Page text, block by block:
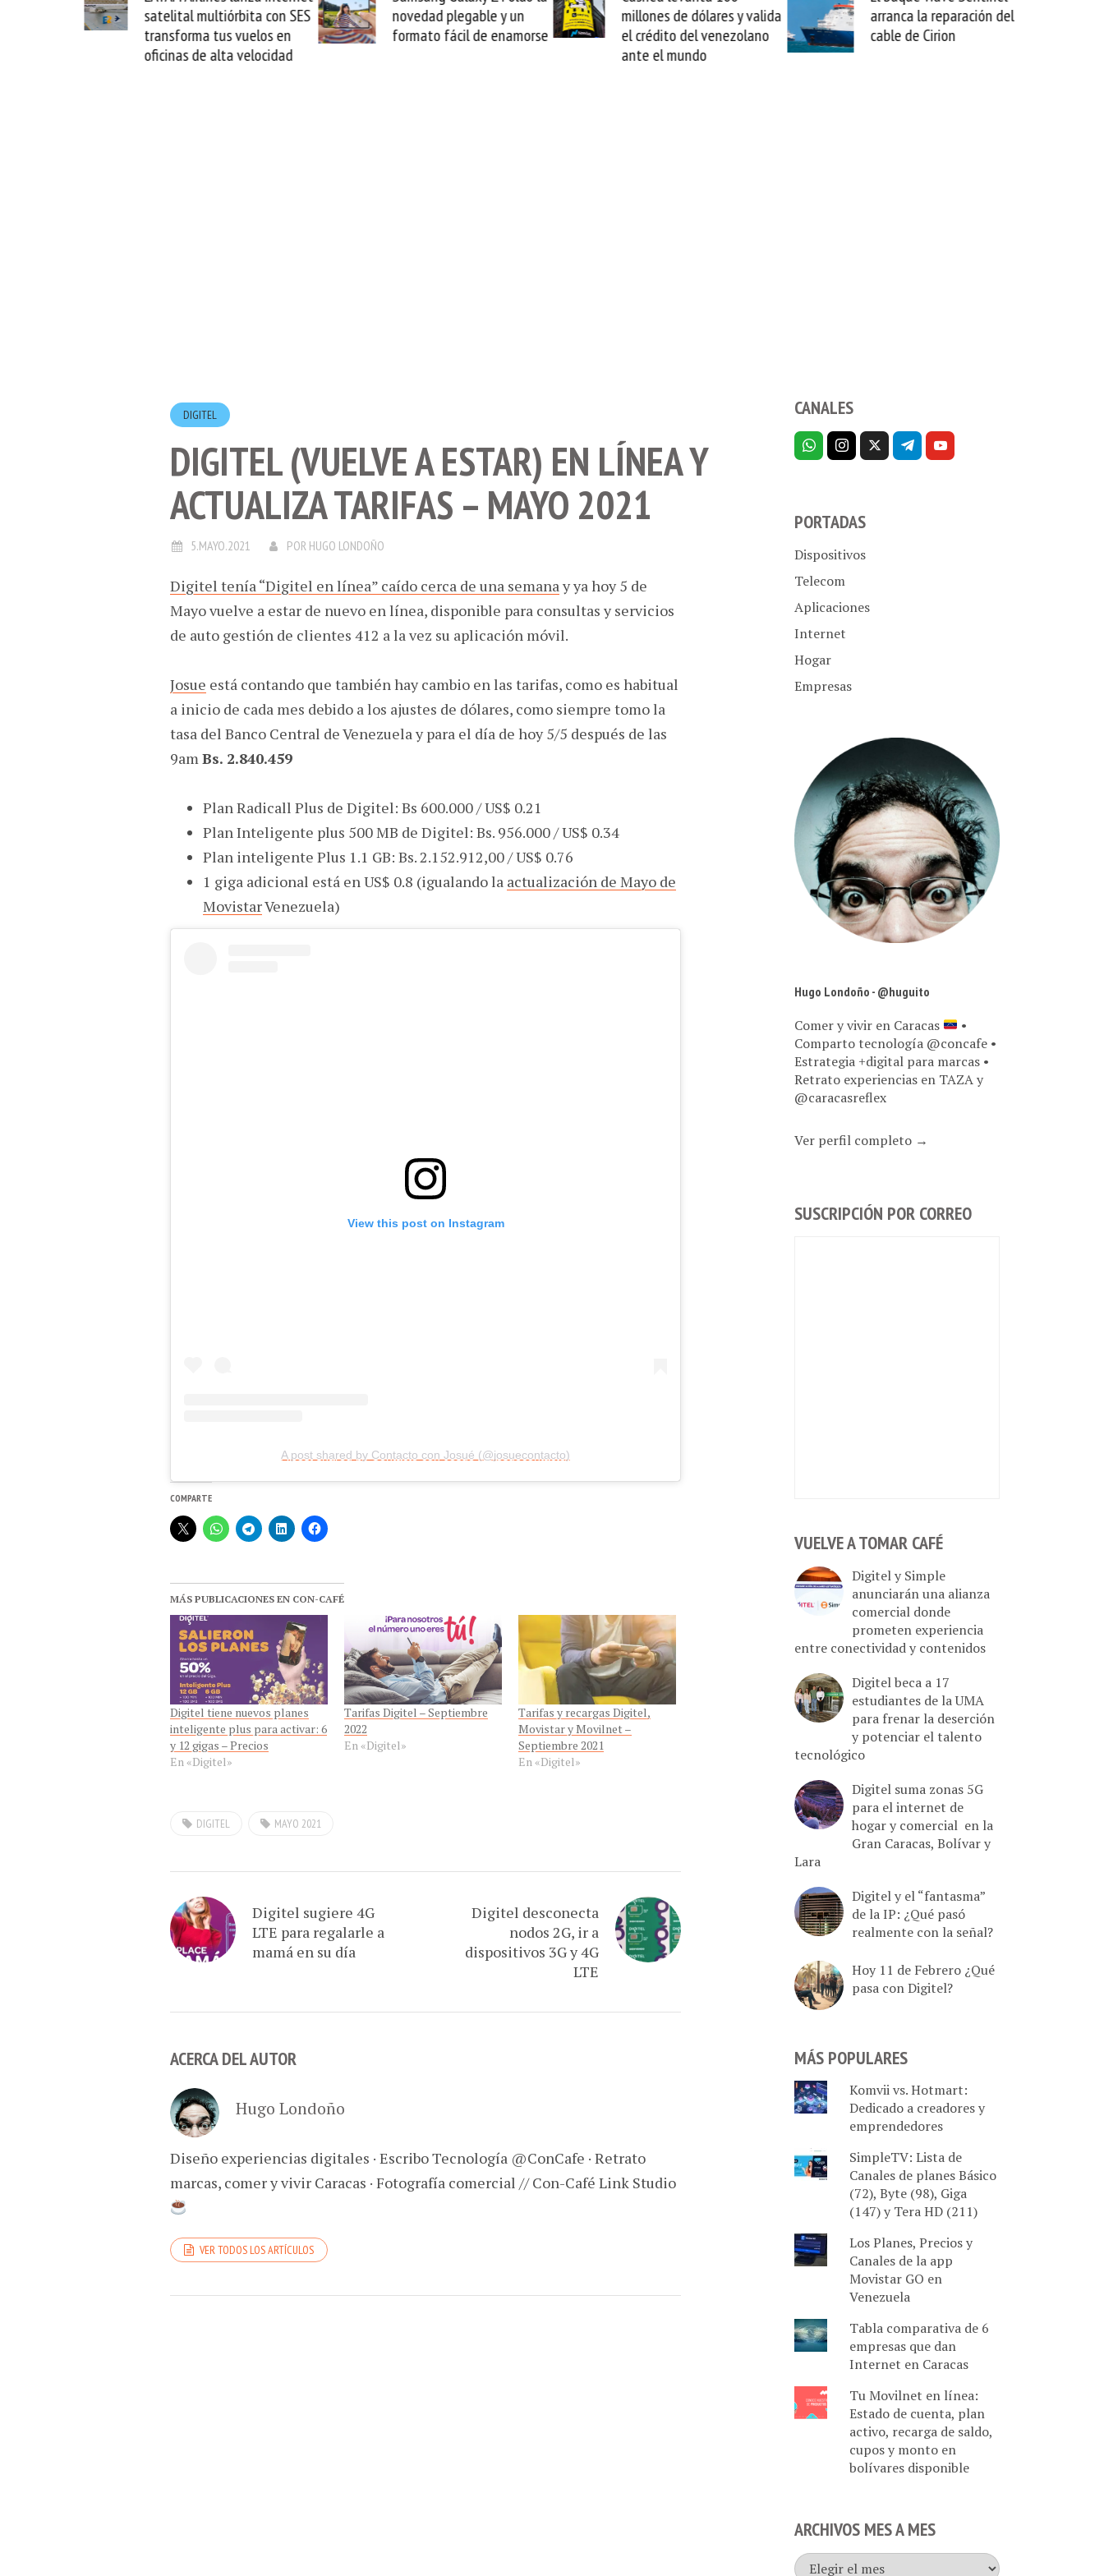
satelital multiórbita con SES
transforma tus vuelos en
oficinas de alta velocidad
novedad plegable y un
formato fácil de enamorse
millones de dólares y valida
el crédito del venezolano
ante el mundo
arranca la reparación del
cable de Cirion
DIGITEL
DIGITEL (VUELVE A ESTAR) EN LÍNEA Y
ACTUALIZA TARIFAS – MAYO 2021
5.MAYO.2021 POR HUGO LONDOÑO
Digitel tenía “Digitel en línea” caído cerca de una semanay ya hoy 5 de
Mayo vuelve a estar de nuevo en línea, disponible para consultas y servicios
de auto gestión de clientes 412 a la vez su aplicación móvil.
Josue está contando que también hay cambio en las tarifas, como es habitual
a inicio de cada mes debido a los ajustes de dólares, como siempre tomo la
tasa del Banco Central de Venezuela y para el día de hoy 5/5 después de las
9amBs. 2.840.459
Plan Radicall Plus de Digitel: Bs 600.000 / US$ 0.21
Plan Inteligente plus 500 MB de Digitel: Bs. 956.000 / US$ 0.34
Plan inteligente Plus 1.1 GB: Bs. 2.152.912,00 / US$ 0.76
1 giga adicional está en US$ 0.8 (igualando la actualización de Mayo de
MovistarVenezuela)
View this post on Instagram
A post shared by Contacto con Josué (@josuecontacto)
COMPARTE
MÁS PUBLICACIONES EN CON-CAFÉ
Digitel tiene nuevos planes
inteligente plus para activar: 6
y 12 gigas – Precios
En «Digitel»
Tarifas Digitel – Septiembre
2022
En «Digitel»
Tarifas y recargas Digitel,
Movistar y Movilnet –
Septiembre 2021
En «Digitel»
DIGITEL MAYO 2021
Digitel sugiere 4G
LTE para regalarle a
mamá en su día
Digitel desconecta
nodos 2G, ir a
dispositivos 3G y 4G
LTE
ACERCA DEL AUTOR
Hugo Londoño
Diseño experiencias digitales · Escribo Tecnología @ConCafe · Retrato
marcas, comer y vivir Caracas · Fotografía comercial // Con-Café Link Studio
VER TODOS LOS ARTÍCULOS
CANALES
PORTADAS
Dispositivos
Telecom
Aplicaciones
Internet
Hogar
Empresas
Hugo Londoño - @huguito
Comer y vivir en Caracas
•
Comparto tecnología @concafe •
Estrategia +digital para marcas •
Retrato experiencias en TAZA y
@caracasreflex
Ver perfil completo →
SUSCRIPCIÓN POR CORREO
VUELVE A TOMAR CAFÉ
Digitel y Simple
anunciarán una alianza
comercial donde
prometen experiencia
entre conectividad y contenidos
Digitel beca a 17
estudiantes de la UMA
para frenar la deserción
y potenciar el talento
tecnológico
Digitel suma zonas 5G
para el internet de
hogar y comercial en la
Gran Caracas, Bolívar y
Lara
Digitel y el “fantasma”
de la IP: ¿Qué pasó
realmente con la señal?
Hoy 11 de Febrero ¿Qué
pasa con Digitel?
MÁS POPULARES
Komvii vs. Hotmart:
Dedicado a creadores y
emprendedores
SimpleTV: Lista de
Canales de planes Básico
(72), Byte (98), Giga
(147) y Tera HD (211)
Los Planes, Precios y
Canales de la app
Movistar GO en
Venezuela
Tabla comparativa de 6
empresas que dan
Internet en Caracas
Tu Movilnet en línea:
Estado de cuenta, plan
activo, recarga de saldo,
cupos y monto en
bolívares disponible
ARCHIVOS MES A MES
Archivos